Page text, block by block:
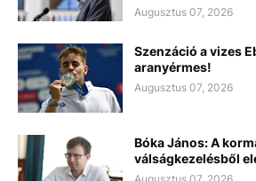
Augusztus 07, 2026
Szenzáció a vizes
aranyérmes!
Augusztus 07, 2026
Bóka János: A
válságkezelésből